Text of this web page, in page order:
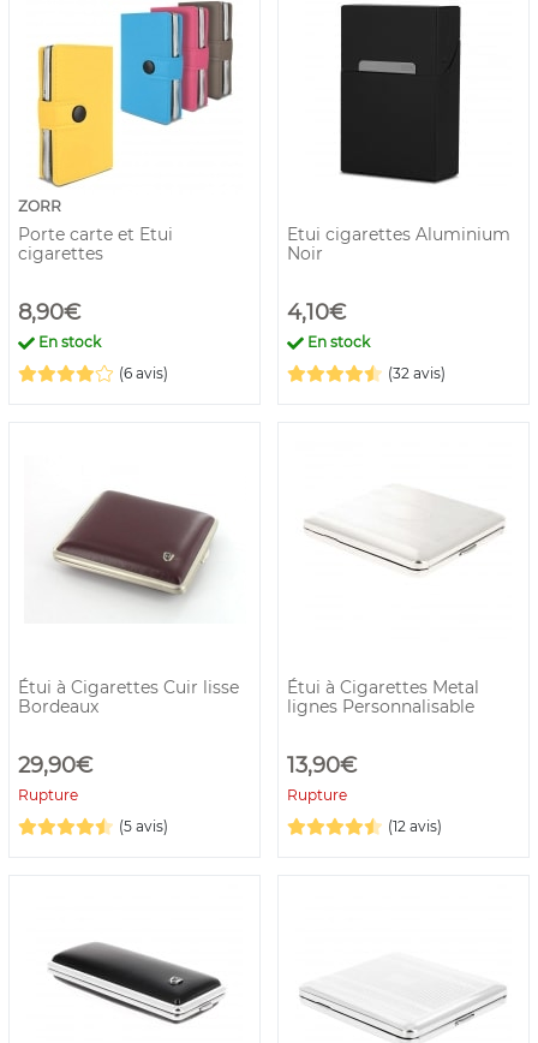
ZORR
Porte carte et Etui
cigarettes
8,90€
En stock
(6 avis)
Etui cigarettes Aluminium
Noir
4,10€
En stock
(32 avis)
Étui à Cigarettes Cuir lisse
Bordeaux
29,90€
Rupture
(5 avis)
Étui à Cigarettes Metal
lignes Personnalisable
13,90€
Rupture
(12 avis)